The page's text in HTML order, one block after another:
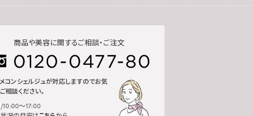
商品や美容に関するご相談・ご注文
コンシェルジュが対応しますのでお気
相談ください。
10:00～17:00